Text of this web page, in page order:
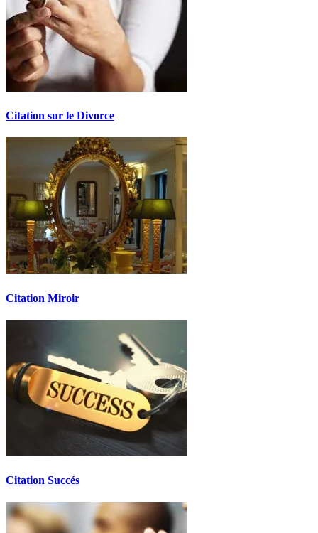
Citation sur le Divorce
Citation Miroir
Citation Succés